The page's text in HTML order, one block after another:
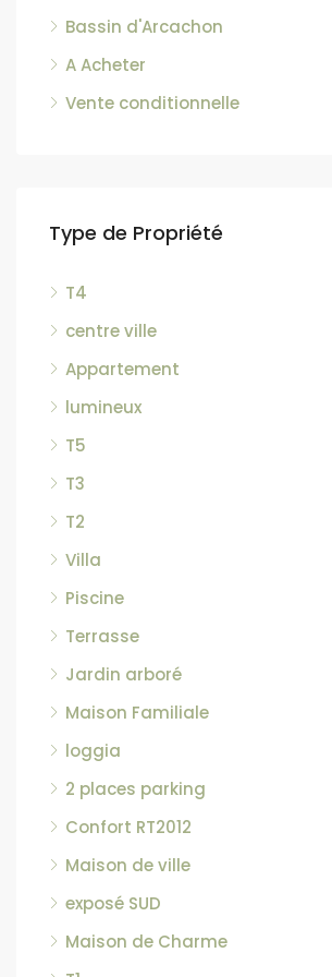
Bassin d'Arcachon
A Acheter
Vente conditionnelle
Type de Propriété
T4
centre ville
Appartement
lumineux
T5
T3
T2
Villa
Piscine
Terrasse
Jardin arboré
Maison Familiale
loggia
2 places parking
Confort RT2012
Maison de ville
exposé SUD
Maison de Charme